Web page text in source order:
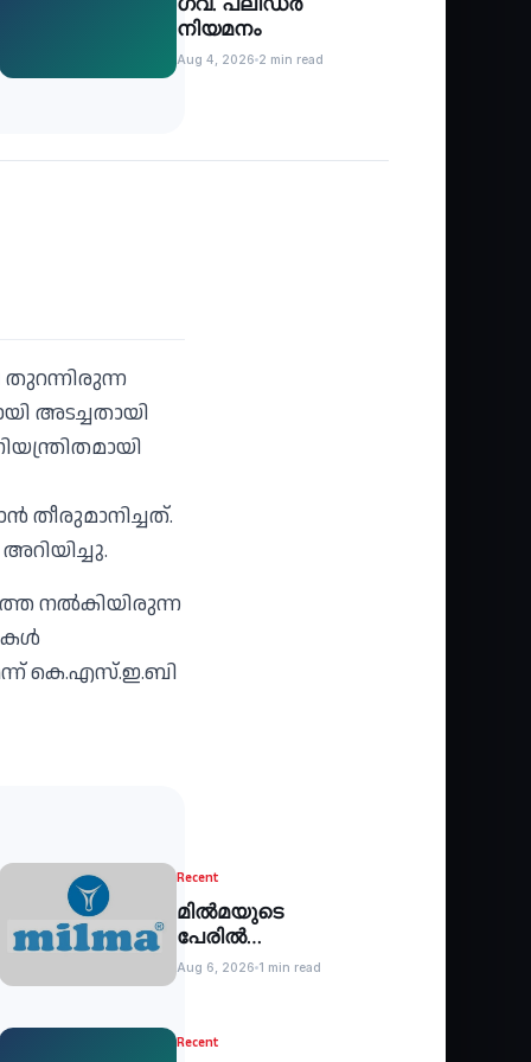
നിയമനം
Aug 4, 2026 2 min read
അടച്ചതായി
തീരുമാനിച്ചത്.
നല്‍കിയിരുന്ന
കെ.എസ്.ഇ.ബി
Recent
മില്‍മയുടെ
പേരില്‍
വ്യാജസന്ദേശം:
Aug 6, 2026 1 min read
Recent